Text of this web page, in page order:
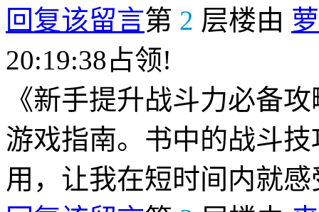
回复该留言第 2 层楼由
20:19:38占领!
《新手提升战斗力必备
游戏指南。书中的战斗
用，让我在短时间内就